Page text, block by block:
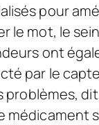
pour
le mot, le
ont
par le
problèmes,
médicament